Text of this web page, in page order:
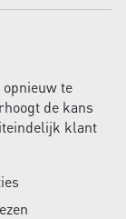
te
de kans
klant